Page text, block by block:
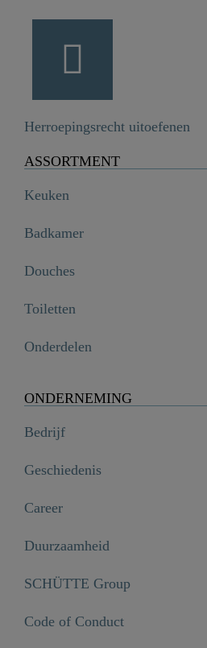
Herroepingsrecht uitoefenen
ASSORTMENT
Keuken
Badkamer
Douches
Toiletten
Onderdelen
ONDERNEMING
Bedrijf
Geschiedenis
Career
Duurzaamheid
SCHÜTTE Group
Code of Conduct